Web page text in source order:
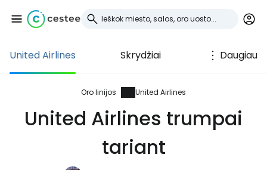
United Airlines Skrydžiai Daugiau
Oro linijos United Airlines
United Airlines trumpai
tariant
Prisijunkite prie
Cestee
... pasaulinė kelionių bendruomenė